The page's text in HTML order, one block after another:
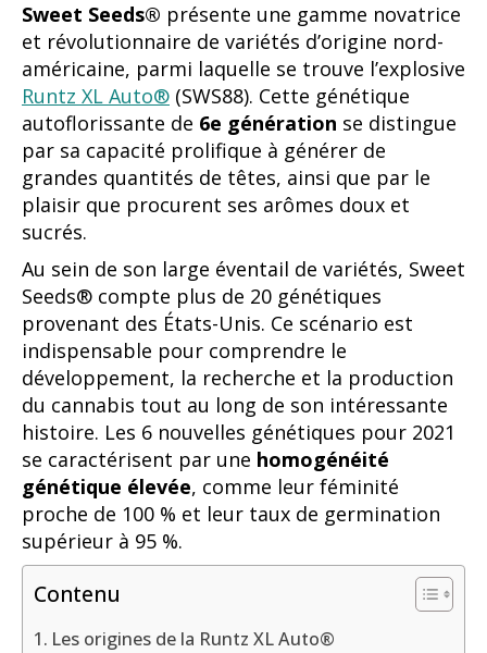
Sweet Seeds® présente une gamme novatrice
et révolutionnaire de variétés d’origine nord-
américaine, parmi laquelle se trouve l’explosive
Runtz XL Auto® (SWS88). Cette génétique
autoflorissante de 6e génération se distingue
par sa capacité prolifique à générer de
grandes quantités de têtes, ainsi que par le
plaisir que procurent ses arômes doux et
sucrés.
Au sein de son large éventail de variétés, Sweet
Seeds® compte plus de 20 génétiques
provenant des États-Unis. Ce scénario est
indispensable pour comprendre le
développement, la recherche et la production
du cannabis tout au long de son intéressante
histoire. Les 6 nouvelles génétiques pour 2021
se caractérisent par une homogénéité
génétique élevée, comme leur féminité
proche de 100 % et leur taux de germination
supérieur à 95 %.
Contenu
Les origines de la Runtz XL Auto®